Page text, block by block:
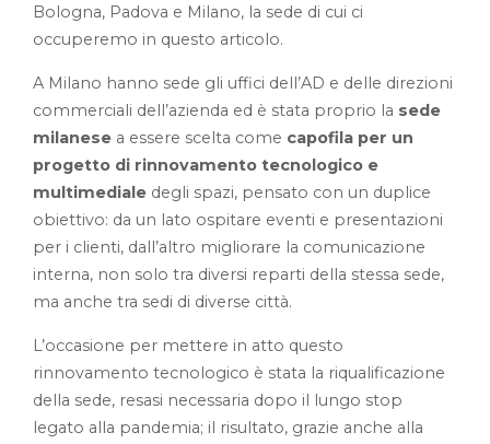
Bologna, Padova e Milano, la sede di cui ci
occuperemo in questo articolo.
A Milano hanno sede gli uffici dell’AD e delle direzioni
commerciali dell’azienda ed è stata proprio la sede
milanese a essere scelta come capofila per un
progetto di rinnovamento tecnologico e
multimediale degli spazi, pensato con un duplice
obiettivo: da un lato ospitare eventi e presentazioni
per i clienti, dall’altro migliorare la comunicazione
interna, non solo tra diversi reparti della stessa sede,
ma anche tra sedi di diverse città.
L’occasione per mettere in atto questo
rinnovamento tecnologico è stata la riqualificazione
della sede, resasi necessaria dopo il lungo stop
legato alla pandemia; il risultato, grazie anche alla